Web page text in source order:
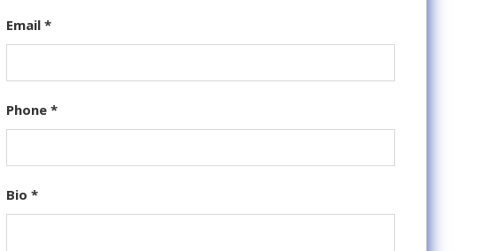
Email *
Phone *
Bio *